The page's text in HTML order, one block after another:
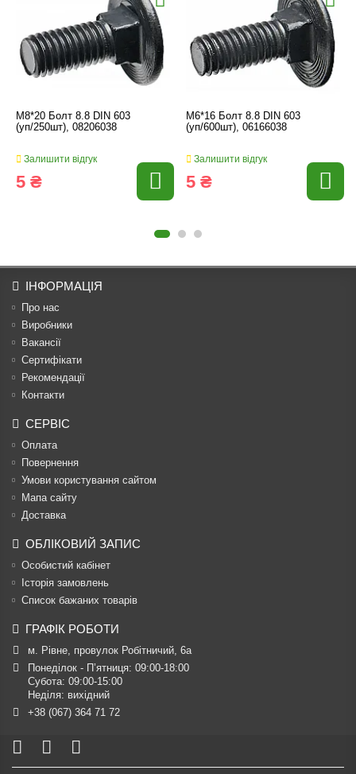
M8*20 Болт 8.8 DIN 603
(уп/250шт), 08206038
Залишити відгук
5 ₴
M6*16 Болт 8.8 DIN 603
(уп/600шт), 06166038
Залишити відгук
5 ₴
ІНФОРМАЦІЯ
Про нас
Виробники
Вакансії
Сертифікати
Рекомендації
Контакти
СЕРВІС
Оплата
Повернення
Умови користування сайтом
Мапа сайту
Доставка
ОБЛІКОВИЙ ЗАПИС
Особистий кабінет
Історія замовлень
Список бажаних товарів
ГРАФІК РОБОТИ
м. Рівне, провулок Робітничий, 6а
Понеділок - П’ятниця: 09:00-18:00
Субота: 09:00-15:00
Неділя: вихідний
+38 (067) 364 71 72